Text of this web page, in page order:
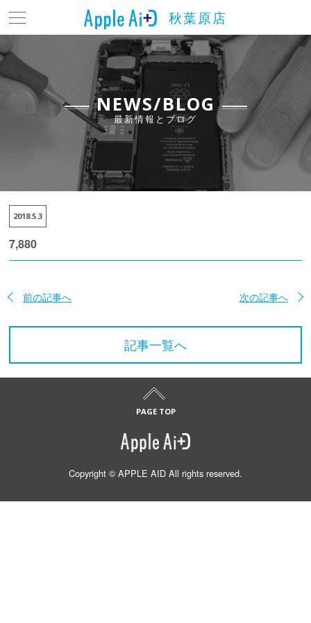
トップ
最新情報とブログ
料金表
よくある質問
店舗情報
アクセス
お問い合わせ
秋葉原店
NEWS/BLOG
最新情報とブログ
2018.5.3
7,880
前の記事へ 次の記事へ
記事一覧へ
Copyright © APPLE AID All rights reserved.